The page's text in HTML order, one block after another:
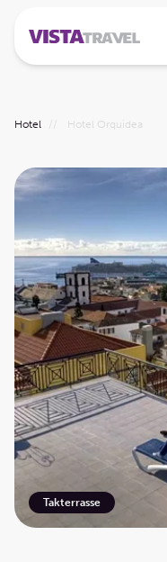
Temareiser
Informasjon
Hotel // Hotel Orquidea
Takterrasse